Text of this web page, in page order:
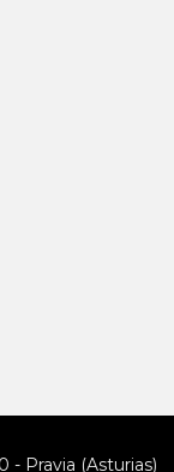
- Pravia (Asturias)